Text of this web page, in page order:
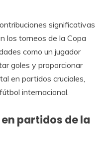
significativas
los torneos de la Copa
como un jugador
goles y proporcionar
en partidos cruciales,
internacional.
partidos de la